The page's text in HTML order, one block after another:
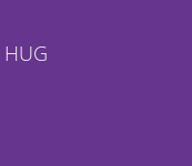
HUG